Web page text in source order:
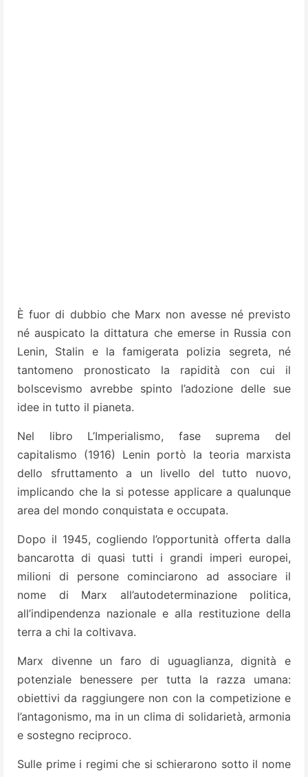
È fuor di dubbio che Marx non avesse né previsto
né auspicato la dittatura che emerse in Russia con
Lenin, Stalin e la famigerata polizia segreta, né
tantomeno pronosticato la rapidità con cui il
bolscevismo avrebbe spinto l’adozione delle sue
idee in tutto il pianeta.
Nel libro L’Imperialismo, fase suprema del
capitalismo (1916) Lenin portò la teoria marxista
dello sfruttamento a un livello del tutto nuovo,
implicando che la si potesse applicare a qualunque
area del mondo conquistata e occupata.
Dopo il 1945, cogliendo l’opportunità offerta dalla
bancarotta di quasi tutti i grandi imperi europei,
milioni di persone cominciarono ad associare il
nome di Marx all’autodeterminazione politica,
all’indipendenza nazionale e alla restituzione della
terra a chi la coltivava.
Marx divenne un faro di uguaglianza, dignità e
potenziale benessere per tutta la razza umana:
obiettivi da raggiungere non con la competizione e
l’antagonismo, ma in un clima di solidarietà, armonia
e sostegno reciproco.
Sulle prime i regimi che si schierarono sotto il nome